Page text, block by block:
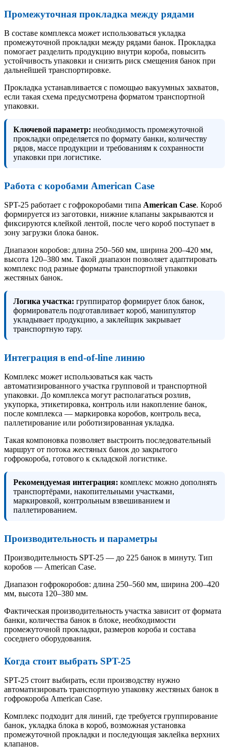
Промежуточная прокладка между рядами
В составе комплекса может использоваться укладка
промежуточной прокладки между рядами банок. Прокладка
помогает разделить продукцию внутри короба, повысить
устойчивость упаковки и снизить риск смещения банок при
дальнейшей транспортировке.
Прокладка устанавливается с помощью вакуумных захватов,
если такая схема предусмотрена форматом транспортной
упаковки.
Ключевой параметр: необходимость промежуточной
прокладки определяется по формату банки, количеству
рядов, массе продукции и требованиям к сохранности
упаковки при логистике.
Работа с коробами American Case
SPT-25 работает с гофрокоробами типа American Case. Короб
формируется из заготовки, нижние клапаны закрываются и
фиксируются клейкой лентой, после чего короб поступает в
зону загрузки блока банок.
Диапазон коробов: длина 250–560 мм, ширина 200–420 мм,
высота 120–380 мм. Такой диапазон позволяет адаптировать
комплекс под разные форматы транспортной упаковки
жестяных банок.
Логика участка: группиратор формирует блок банок,
формирователь подготавливает короб, манипулятор
укладывает продукцию, а заклейщик закрывает
транспортную тару.
Интеграция в end-of-line линию
Комплекс может использоваться как часть
автоматизированного участка групповой и транспортной
упаковки. До комплекса могут располагаться розлив,
укупорка, этикетировка, контроль или накопление банок,
после комплекса — маркировка коробов, контроль веса,
паллетирование или роботизированная укладка.
Такая компоновка позволяет выстроить последовательный
маршрут от потока жестяных банок до закрытого
гофрокороба, готового к складской логистике.
Рекомендуемая интеграция: комплекс можно дополнять
транспортёрами, накопительными участками,
маркировкой, контрольным взвешиванием и
паллетированием.
Производительность и параметры
Производительность SPT-25 — до 225 банок в минуту. Тип
коробов — American Case.
Диапазон гофрокоробов: длина 250–560 мм, ширина 200–420
мм, высота 120–380 мм.
Фактическая производительность участка зависит от формата
банки, количества банок в блоке, необходимости
промежуточной прокладки, размеров короба и состава
соседнего оборудования.
Когда стоит выбрать SPT-25
SPT-25 стоит выбирать, если производству нужно
автоматизировать транспортную упаковку жестяных банок в
гофрокороба American Case.
Комплекс подходит для линий, где требуется группирование
банок, укладка блока в короб, возможная установка
промежуточной прокладки и последующая заклейка верхних
клапанов.